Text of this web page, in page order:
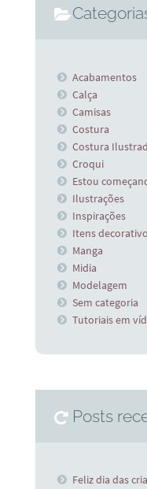
Acabamentos
Calça
Camisas
Costura
Costura
Croqui
Estou
Ilustrações
Inspirações
Itens
Manga
Midia
Modelagem
Sem categoria
Tutoriais em
Posts
Feliz dia das